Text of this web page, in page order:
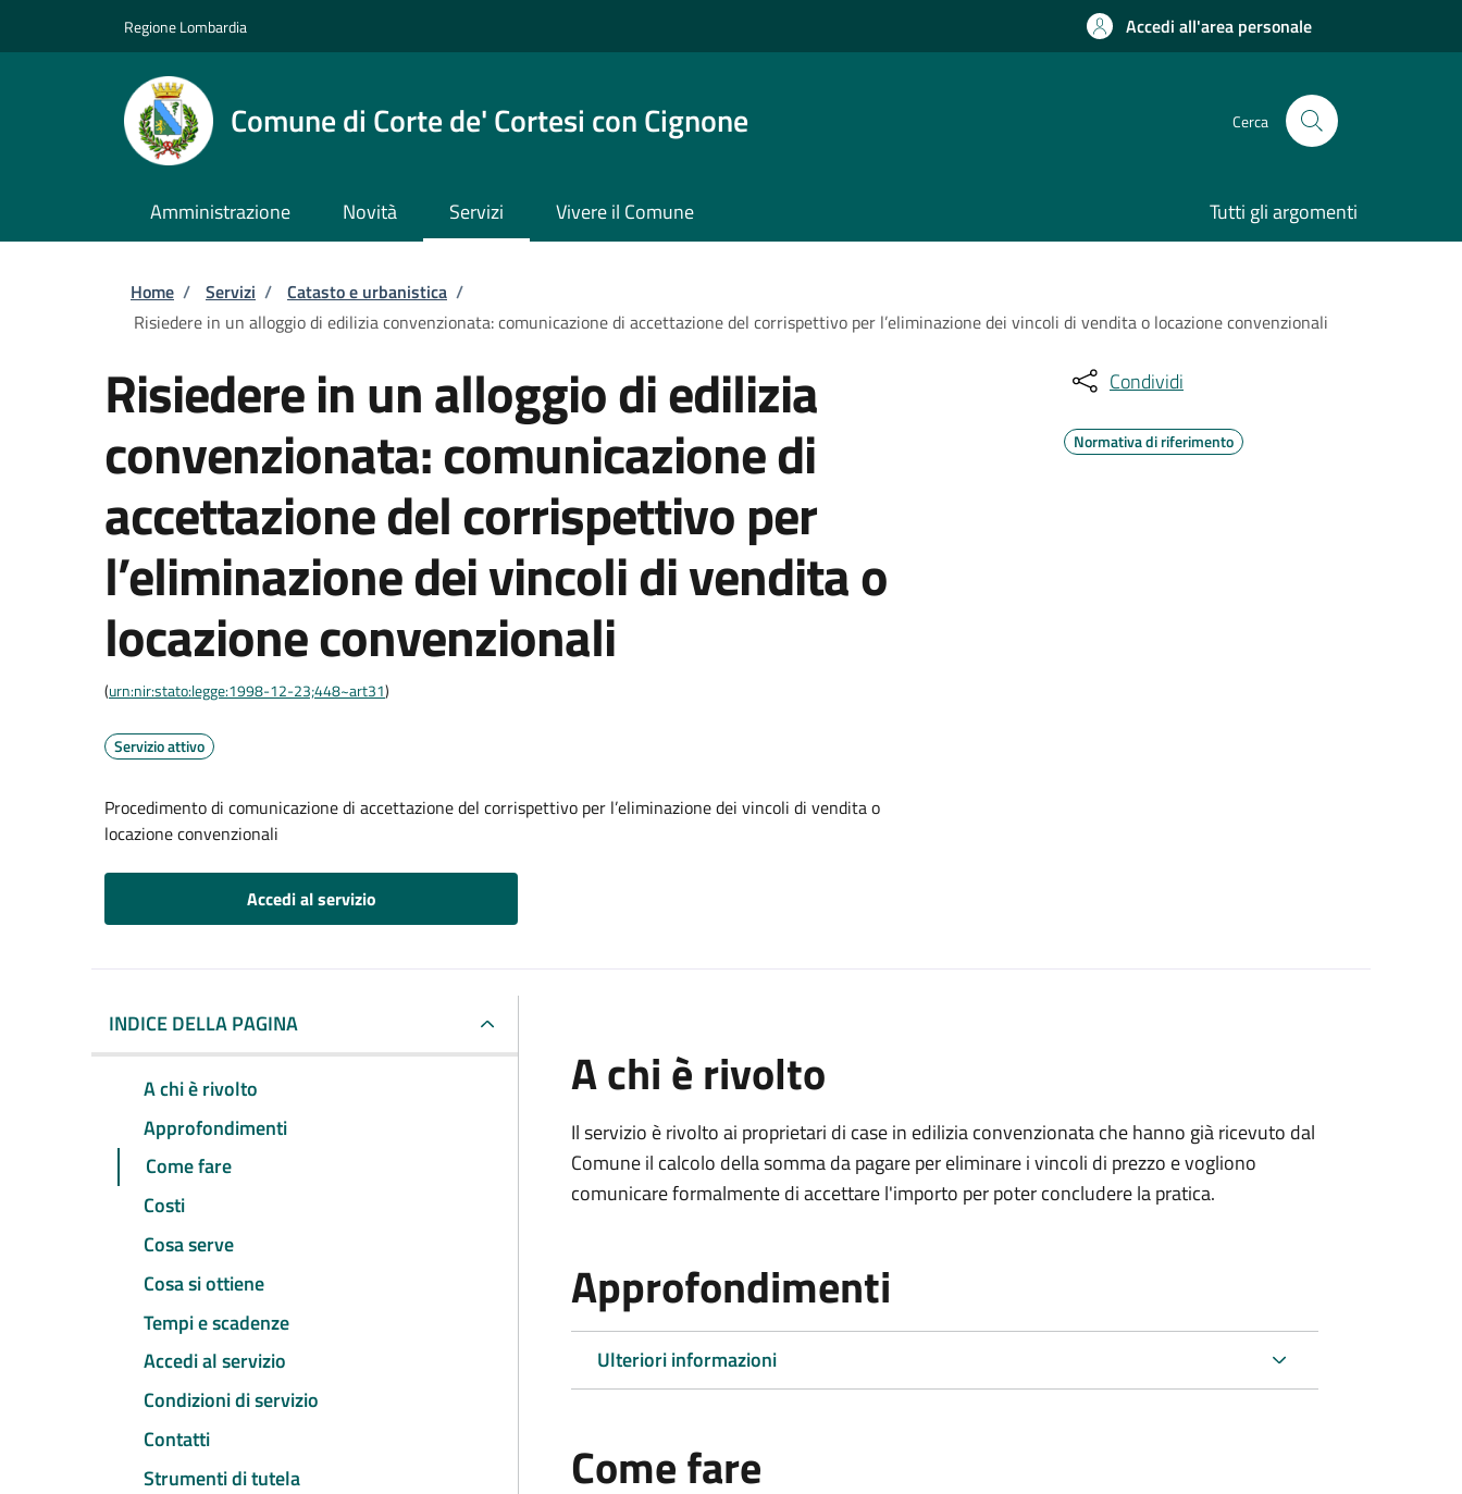
Regione Lombardia Accedi all'area personale
Comune di Corte de' Cortesi con Cignone Cerca
Amministrazione Novità Servizi Vivere il Comune Tutti gli argomenti
Briciole di pane
Home / Servizi / Catasto e urbanistica /
Risiedere in un alloggio di edilizia convenzionata: comunicazione di accettazione del corrispettivo per l’eliminazione dei vincoli di vendita o locazione convenzionali
Risiedere in un alloggio di edilizia
convenzionata: comunicazione di
accettazione del corrispettivo per
l’eliminazione dei vincoli di vendita o
locazione convenzionali
(urn:nir:stato:legge:1998-12-23;448~art31)
Servizio attivo
Procedimento di comunicazione di accettazione del corrispettivo per l’eliminazione dei vincoli di vendita o
locazione convenzionali
Accedi al servizio
Condividi
Normativa di riferimento
INDICE DELLA PAGINA
A chi è rivolto
Approfondimenti
Come fare
Costi
Cosa serve
Cosa si ottiene
Tempi e scadenze
Accedi al servizio
Condizioni di servizio
Contatti
Strumenti di tutela
A chi è rivolto
Il servizio è rivolto ai proprietari di case in edilizia convenzionata che hanno già ricevuto dal
Comune il calcolo della somma da pagare per eliminare i vincoli di prezzo e vogliono
comunicare formalmente di accettare l'importo per poter concludere la pratica.
Approfondimenti
Ulteriori informazioni
Come fare